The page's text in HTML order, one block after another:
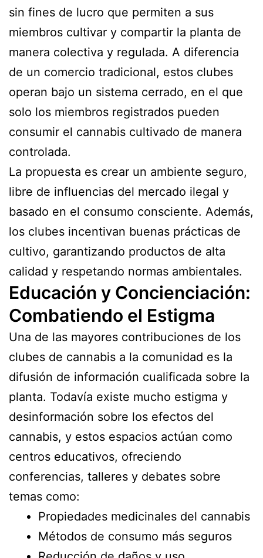
sin fines de lucro que permiten a sus
miembros cultivar y compartir la planta de
manera colectiva y regulada. A diferencia
de un comercio tradicional, estos clubes
operan bajo un sistema cerrado, en el que
solo los miembros registrados pueden
consumir el cannabis cultivado de manera
controlada.
La propuesta es crear un ambiente seguro,
libre de influencias del mercado ilegal y
basado en el consumo consciente. Además,
los clubes incentivan buenas prácticas de
cultivo, garantizando productos de alta
calidad y respetando normas ambientales.
Educación y Concienciación:
Combatiendo el Estigma
Una de las mayores contribuciones de los
clubes de cannabis a la comunidad es la
difusión de información cualificada sobre la
planta. Todavía existe mucho estigma y
desinformación sobre los efectos del
cannabis, y estos espacios actúan como
centros educativos, ofreciendo
conferencias, talleres y debates sobre
temas como:
Propiedades medicinales del cannabis
Métodos de consumo más seguros